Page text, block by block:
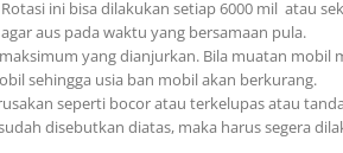
ini bisa dilakukan setiap 6000 mil atau
aus pada waktu yang bersamaan pula.
yang dianjurkan. Bila muatan mobil
sehingga usia ban mobil akan berkurang.
seperti bocor atau terkelupas atau
disebutkan diatas, maka harus segera